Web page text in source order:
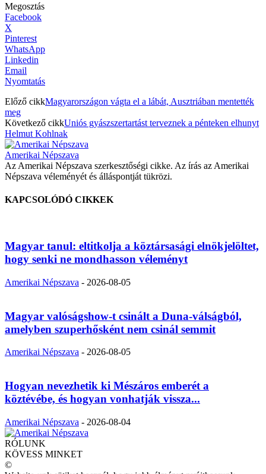
Megosztás
Facebook
X
Pinterest
WhatsApp
Linkedin
Email
Nyomtatás
Előző cikkMagyarországon vágta el a lábát, Ausztriában mentették
meg
Következő cikkUniós gyászszertartást terveznek a pénteken elhunyt
Helmut Kohlnak
Amerikai Népszava
Az Amerikai Népszava szerkesztőségi cikke. Az írás az Amerikai
Népszava véleményét és álláspontját tükrözi.
KAPCSOLÓDÓ CIKKEK
Magyar tanul: eltitkolja a köztársasági elnökjelöltet,
hogy senki ne mondhasson véleményt
Amerikai Népszava - 2026-08-05
Magyar valóságshow-t csinált a Duna-válságból,
amelyben szuperhősként nem csinál semmit
Amerikai Népszava - 2026-08-05
Hogyan nevezhetik ki Mészáros emberét a
köztévébe, és hogyan vonhatják vissza...
Amerikai Népszava - 2026-08-04
RÓLUNK
KÖVESS MINKET
©